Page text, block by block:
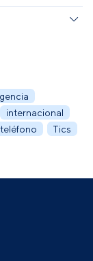
internacional
teléfono Tics